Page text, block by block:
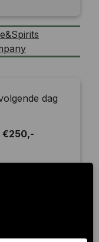
dag
€250,-